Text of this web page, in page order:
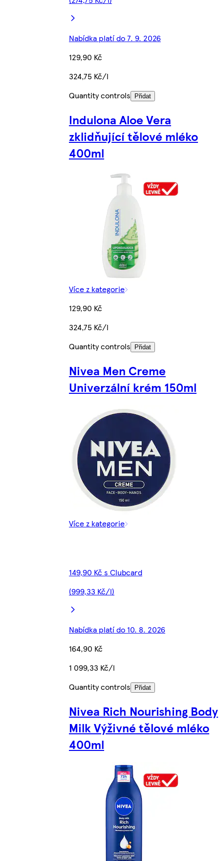
Nabídka platí do 7. 9. 2026
129,90 Kč
324,75 Kč/l
Quantity controls
Přidat
Indulona Aloe Vera
zklidňující tělové mléko
400ml
Více z kategorie
129,90 Kč
324,75 Kč/l
Quantity controls
Přidat
Nivea Men Creme
Univerzální krém 150ml
Více z kategorie
149,90 Kč s Clubcard
(999,33 Kč/l)
Nabídka platí do 10. 8. 2026
164,90 Kč
1 099,33 Kč/l
Quantity controls
Přidat
Nivea Rich Nourishing Body
Milk Výživné tělové mléko
400ml